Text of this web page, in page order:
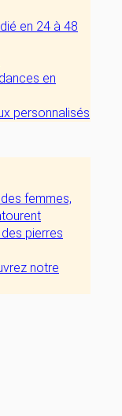
en 24 à 48
en
personnalisés
femmes,
pierres
notre